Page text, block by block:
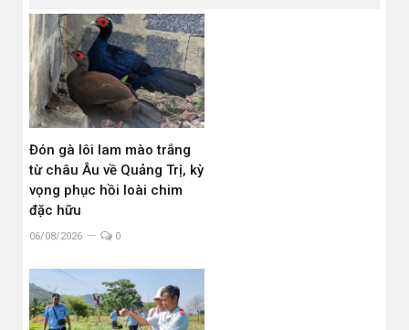
Đón gà lôi lam mào trắng
từ châu Âu về Quảng Trị, kỳ
vọng phục hồi loài chim
đặc hữu
06/08/2026 0